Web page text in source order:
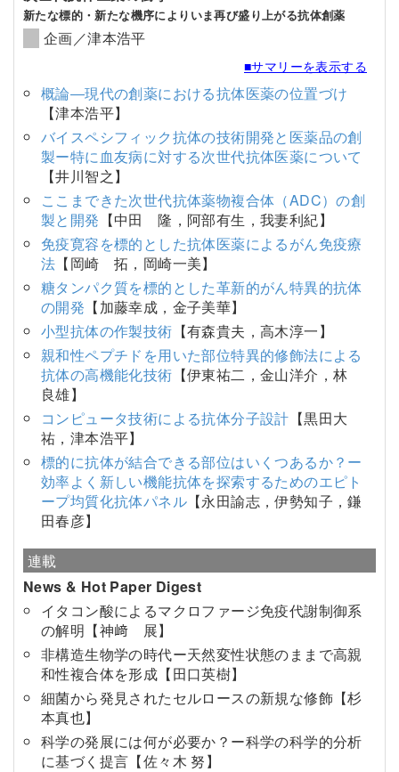
新たな標的・新たな機序によりいま再び盛り上がる抗体創薬
企画／津本浩平
■サマリーを表示する
概論―現代の創薬における抗体医薬の位置づけ
【津本浩平】
バイスペシフィック抗体の技術開発と医薬品の創
製ー特に血友病に対する次世代抗体医薬について
【井川智之】
ここまできた次世代抗体薬物複合体（ADC）の創
製と開発 【中田 隆，阿部有生，我妻利紀】
免疫寛容を標的とした抗体医薬によるがん免疫療
法 【岡崎 拓，岡崎一美】
糖タンパク質を標的とした革新的がん特異的抗体
の開発 【加藤幸成，金子美華】
小型抗体の作製技術 【有森貴夫，高木淳一】
親和性ペプチドを用いた部位特異的修飾法による
抗体の高機能化技術 【伊東祐二，金山洋介，林
良雄】
コンピュータ技術による抗体分子設計 【黒田大
祐，津本浩平】
標的に抗体が結合できる部位はいくつあるか？ー
効率よく新しい機能抗体を探索するためのエピト
ープ均質化抗体パネル 【永田諭志，伊勢知子，鎌
田春彦】
連載
News & Hot Paper Digest
イタコン酸によるマクロファージ免疫代謝制御系
の解明【神﨑 展】
非構造生物学の時代ー天然変性状態のままで高親
和性複合体を形成【田口英樹】
細菌から発見されたセルロースの新規な修飾【杉
本真也】
科学の発展には何が必要か？ー科学の科学的分析
に基づく提言【佐々木 努】